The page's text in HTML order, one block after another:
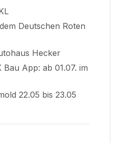
Deutschen Roten
Hecker
App: ab 01.07. im
22.05 bis 23.05